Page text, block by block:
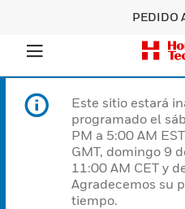
PEDIDO
Este sitio estará
programado el
PM a 5:00 AM
GMT, domingo 9
11:00 AM CET y
Agradecemos su
tiempo.